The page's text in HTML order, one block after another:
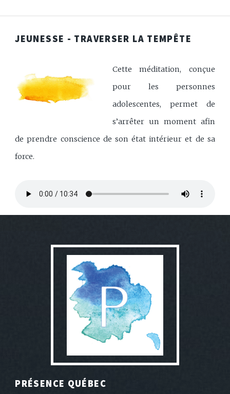
JEUNESSE - TRAVERSER LA TEMPÊTE
Cette méditation, conçue
pour les personnes
adolescentes, permet de
s’arrêter un moment afin
de prendre conscience de son état intérieur et de sa
force.
PRÉSENCE QUÉBEC